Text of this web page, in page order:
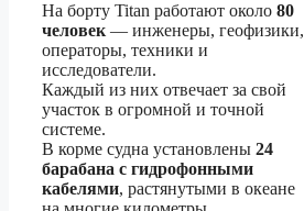
На борту Titan работают около 80
человек — инженеры, геофизики,
операторы, техники и
исследователи.
Каждый из них отвечает за свой
участок в огромной и точной
системе.
В корме судна установлены 24
барабана с гидрофонными
кабелями, растянутыми в океане